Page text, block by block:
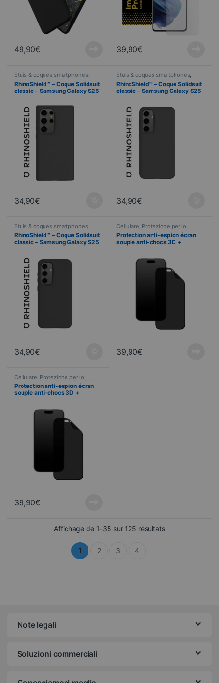
49,90€ 39,90€
Étuis & coques smartphones,
Cellulare, RhinoShield Telefonia
RhinoShield™ – Coque Solidsuit
classic – Samsung Galaxy S25
34,90€
Étuis & coques smartphones,
Cellulare, RhinoShield Telefonia
RhinoShield™ – Coque Solidsuit
classic – Samsung Galaxy S25
34,90€
Étuis & coques smartphones,
Cellulare, RhinoShield Telefonia
RhinoShield™ – Coque Solidsuit
classic – Samsung Galaxy S25
34,90€
Cellulare, Protezione per lo
schermo, RhinoShield Telefonia
Vetri temperati
Protection anti-espion écran
souple anti-chocs 3D +
39,90€
Cellulare Protezione per lo
schermo, RhinoShield Telefonia
Vetri temperati
Protection anti-espion écran
souple anti-chocs 3D +
39,90€
Affichage de 1–35 sur 125 résultatsOrdinati dal più
1 2 3 4
Note legali
Soluzioni commerciali